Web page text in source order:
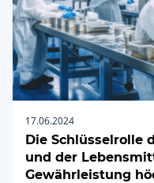
17.06.2024
Die Schlüsselrolle
und der
Gewährleistung